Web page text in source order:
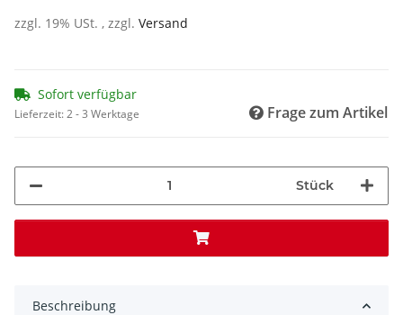
zzgl. 19% USt. , zzgl. Versand
Sofort verfügbar
Lieferzeit:2 - 3 Werktage Frage zum Artikel
Stück
Beschreibung